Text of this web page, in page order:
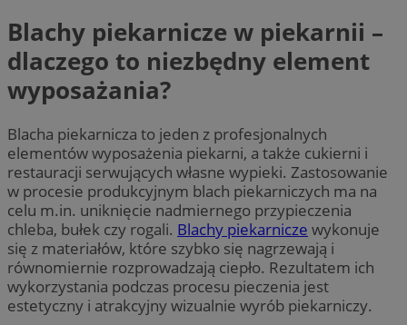
Blachy piekarnicze w piekarnii –
dlaczego to niezbędny element
wyposażania?
Blacha piekarnicza to jeden z profesjonalnych
elementów wyposażenia piekarni, a także cukierni i
restauracji serwujących własne wypieki. Zastosowanie
w procesie produkcyjnym blach piekarniczych ma na
celu m.in. uniknięcie nadmiernego przypieczenia
chleba, bułek czy rogali. Blachy piekarnicze wykonuje
się z materiałów, które szybko się nagrzewają i
równomiernie rozprowadzają ciepło. Rezultatem ich
wykorzystania podczas procesu pieczenia jest
estetyczny i atrakcyjny wizualnie wyrób piekarniczy.